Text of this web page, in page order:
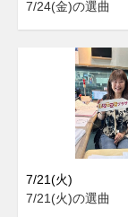
7/24(金)の選曲
7/21(火)
7/21(火)の選曲